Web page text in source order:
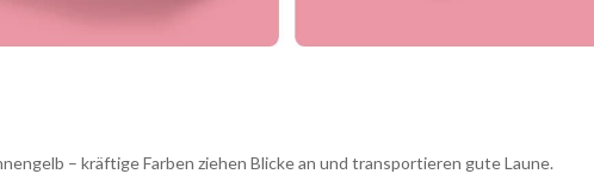
– kräftige Farben ziehen Blicke an und transportieren gute Laune.